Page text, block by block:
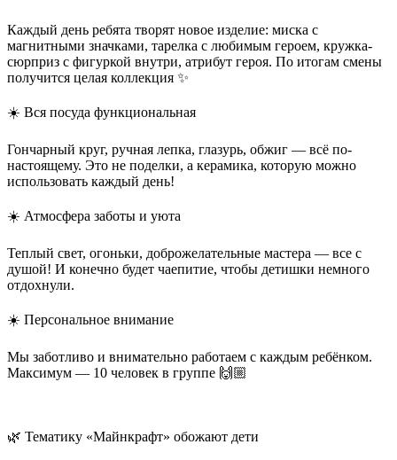
Каждый день ребята творят новое изделие: миска с
магнитными значками, тарелка с любимым героем, кружка-
сюрприз с фигуркой внутри, атрибут героя. По итогам смены
получится целая коллекция ✨
☀️ Вся посуда функциональная
Гончарный круг, ручная лепка, глазурь, обжиг — всё по-
настоящему. Это не поделки, а керамика, которую можно
использовать каждый день!
☀️ Атмосфера заботы и уюта
Теплый свет, огоньки, доброжелательные мастера — все с
душой! И конечно будет чаепитие, чтобы детишки немного
отдохнули.
☀️ Персональное внимание
Мы заботливо и внимательно работаем с каждым ребёнком.
Максимум — 10 человек в группе 🙌🏼
🌿 Тематику «Майнкрафт» обожают дети